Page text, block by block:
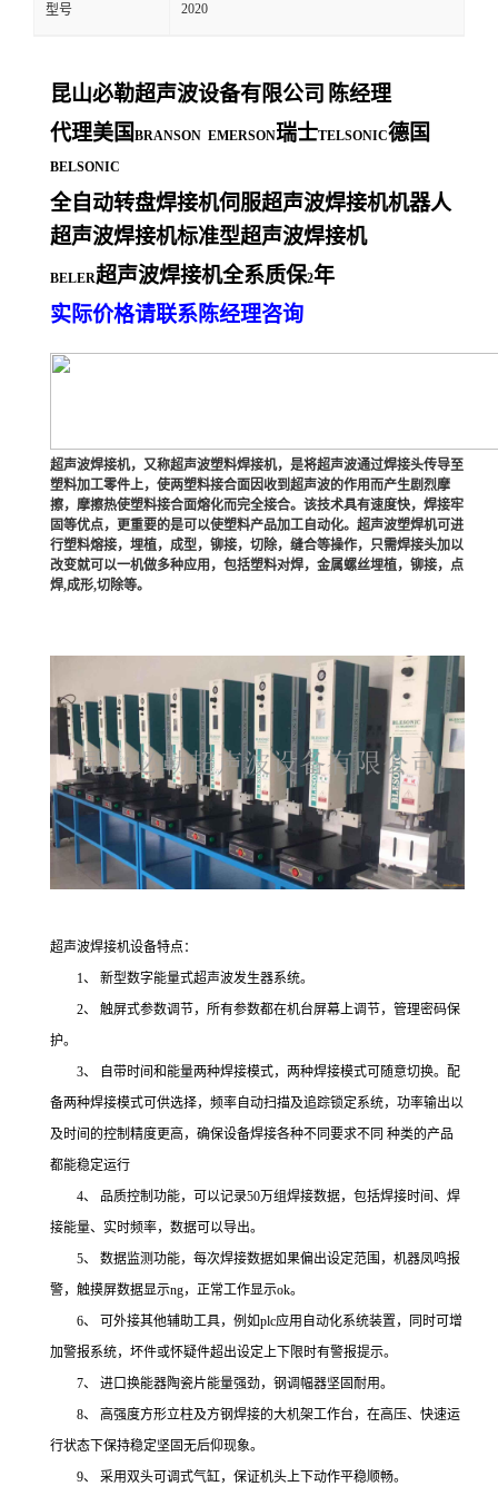
型号 2020
昆山必勒超声波设备有限公司 陈经理
代理美国 BRANSON EMERSON瑞士TELSONIC德国
BELSONIC
全自动转盘焊接机伺服超声波焊接机机器人
超声波焊接机标准型超声波焊接机
BELER超声波焊接机全系质保2年
实际价格请联系陈经理咨询
超声波焊接机，又称超声波塑料焊接机，是将超声波通过焊接头传导至
塑料加工零件上，使两塑料接合面因收到超声波的作用而产生剧烈摩
擦，摩擦热使塑料接合面熔化而完全接合。该技术具有速度快，焊接牢
固等优点，更重要的是可以使塑料产品加工自动化。超声波塑焊机可进
行塑料熔接，埋植，成型，铆接，切除，缝合等操作，只需焊接头加以
改变就可以一机做多种应用，包括塑料对焊，金属螺丝埋植，铆接，点
焊,成形,切除等。
超声波焊接机设备特点：
1、 新型数字能量式超声波发生器系统。
2、 触屏式参数调节，所有参数都在机台屏幕上调节，管理密码保
护。
3、 自带时间和能量两种焊接模式，两种焊接模式可随意切换。配
备两种焊接模式可供选择，频率自动扫描及追踪锁定系统，功率输出以
及时间的控制精度更高，确保设备焊接各种不同要求不同 种类的产品
都能稳定运行
4、 品质控制功能，可以记录50万组焊接数据，包括焊接时间、焊
接能量、实时频率，数据可以导出。
5、 数据监测功能，每次焊接数据如果偏出设定范围，机器凤鸣报
警，触摸屏数据显示ng，正常工作显示ok。
6、 可外接其他辅助工具，例如plc应用自动化系统装置，同时可增
加警报系统，坏件或怀疑件超出设定上下限时有警报提示。
7、 进口换能器陶瓷片能量强劲，钢调幅器坚固耐用。
8、 高强度方形立柱及方钢焊接的大机架工作台，在高压、快速运
行状态下保持稳定坚固无后仰现象。
9、 采用双头可调式气缸，保证机头上下动作平稳顺畅。